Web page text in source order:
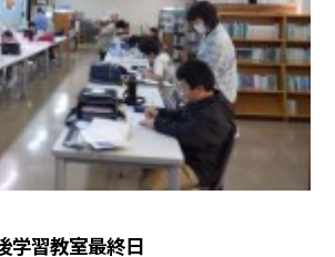
習教室最終日